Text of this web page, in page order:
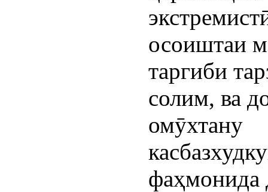
осоиштаи
таргиби
солим, ва
омӯхтану
фаҳмонида